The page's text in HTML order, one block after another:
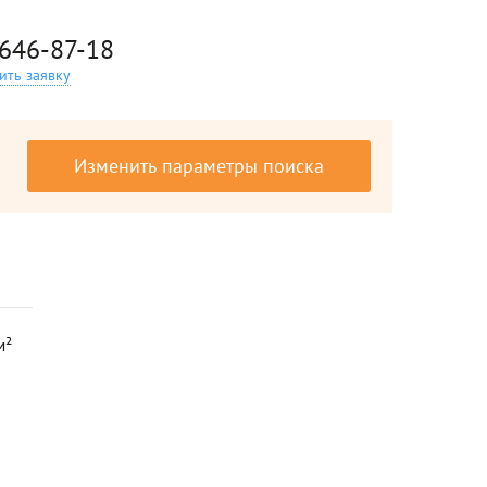
87-18
заявку
Изменить параметры поиска